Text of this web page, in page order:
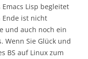
Lisp begleitet
Ende ist nicht
und auch noch ein
Wenn Sie Glück und
BS auf Linux zum